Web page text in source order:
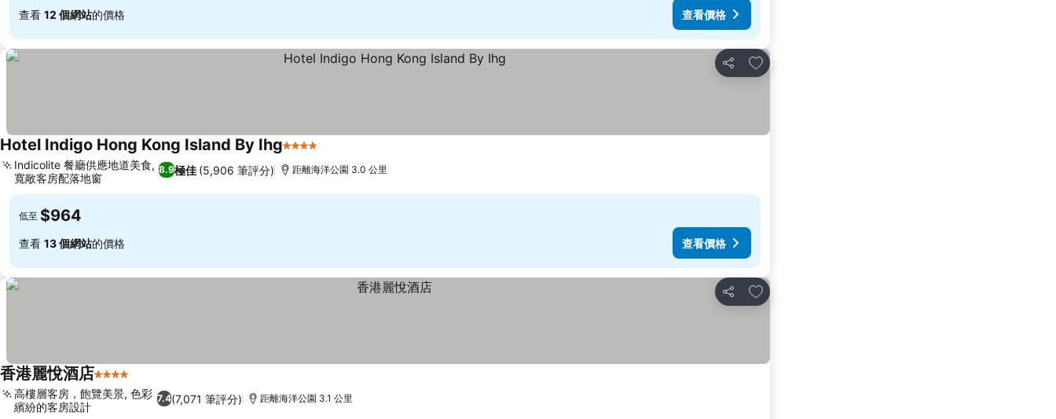
查看 12 個網站的價格 查看價格
分享
放到收藏夾
Hotel Indigo Hong Kong Island By Ihg4 星級
8.9極佳 (5,906 筆評分)
Indicolite 餐廳供應地道美食,
寬敞客房配落地窗
距離海洋公園 3.0 公里
低至 $964
查看 13 個網站的價格 查看價格
分享
放到收藏夾
香港麗悅酒店4 星級
7.4(7,071 筆評分)
高樓層客房，飽覽美景, 色彩
繽紛的客房設計
距離海洋公園 3.1 公里